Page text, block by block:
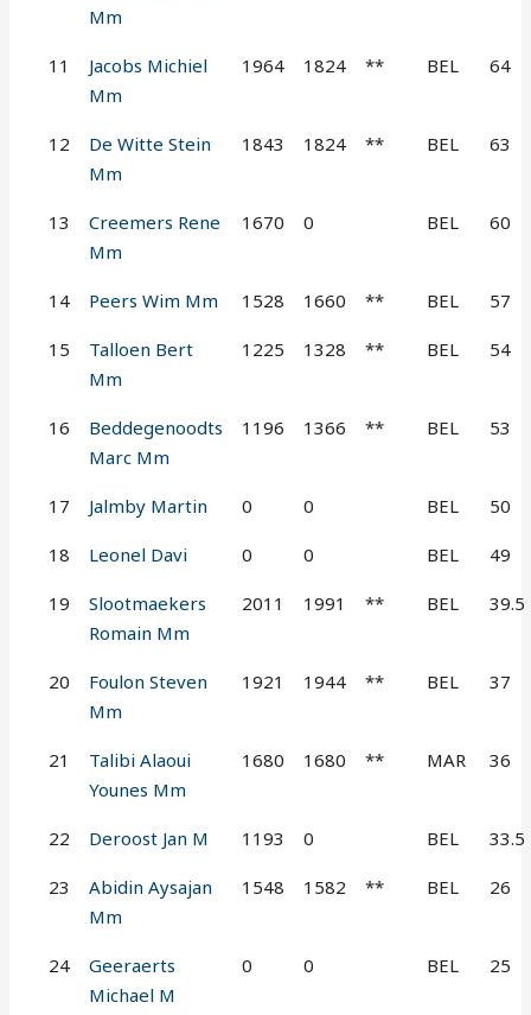
Mm
11
Jacobs Michiel
Mm
1964 1824 ** BEL 64
12
De Witte Stein
Mm
1843 1824 ** BEL 63
13
Creemers Rene
Mm
1670 0 BEL 60
14 Peers Wim Mm 1528 1660 ** BEL 57
15
Talloen Bert
Mm
1225 1328 ** BEL 54
16
Beddegenoodts
Marc Mm
1196 1366 ** BEL 53
17 Jalmby Martin 0 0 BEL 50
18 Leonel Davi 0 0 BEL 49
19
Slootmaekers
Romain Mm
2011 1991 ** BEL 39.5
20
Foulon Steven
Mm
1921 1944 ** BEL 37
21
Talibi Alaoui
Younes Mm
1680 1680 ** MAR 36
22 Deroost Jan M 1193 0 BEL 33.5
23
Abidin Aysajan
Mm
1548 1582 ** BEL 26
24
Geeraerts
Michael M
0 0 BEL 25